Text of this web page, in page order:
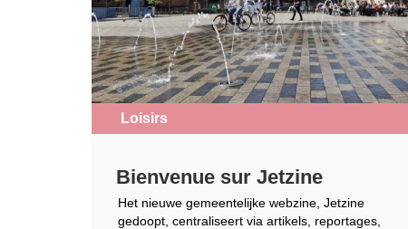
Loisirs
Bienvenue sur Jetzine
Het nieuwe gemeentelijke webzine, Jetzine
gedoopt, centraliseert via artikels, reportages,